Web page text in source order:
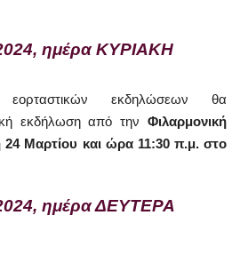
ημέρα ΚΥΡΙΑΚΗ
εκδηλώσεων θα
εκδήλωση από την Φιλαρμονική
24 Μαρτίου και ώρα 11:30 π.μ. στο
ημέρα ΔΕΥΤΕΡΑ